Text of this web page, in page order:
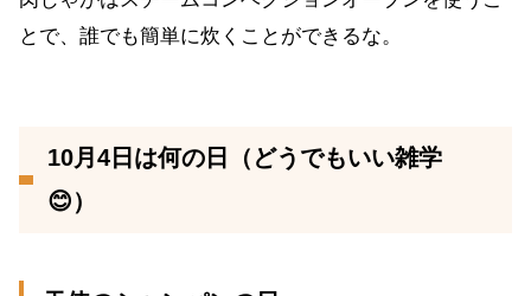
とで、誰でも簡単に炊くことができるな。
10月4日は何の日（どうでもいい雑学
😊）